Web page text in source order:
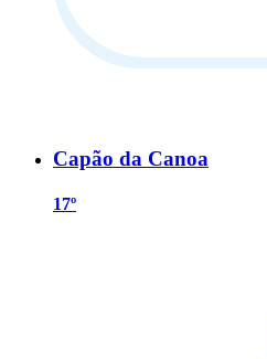
Capão da Canoa
17º